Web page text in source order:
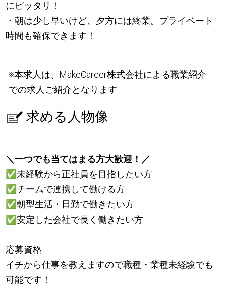
にピッタリ！
・朝は少し早いけど、夕方には終業。プライベート
時間も確保できます！
※本求人は、MakeCareer株式会社による職業紹介
での求人ご紹介となります
求める人物像
＼一つでも当てはまる方大歓迎！／
✅未経験から正社員を目指したい方
✅チームで連携して働ける方
✅朝型生活・日勤で働きたい方
✅安定した会社で長く働きたい方
応募資格
イチから仕事を教えますので職種・業種未経験でも
可能です！